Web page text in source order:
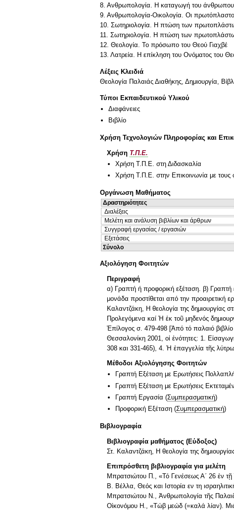
8. Ανθρωπολογία. Η καταγωγή του άνθρωπου
9. Ανθρωπολογία-Οικολογία. Οι
10. Σωτηριολογία. Η πτώση των
11. Σωτηριολογία. Η πτώση των
12. Θεολογία. Το πρόσωπο του Θεού Γιαχβέ
13. Λατρεία. Η επίκληση του Ονόματος του
Λέξεις Κλειδιά
Θεολογία Παλαιάς Διαθήκης, Δημιουργία,
Τύποι Εκπαιδευτικού Υλικού
Διαφάνειες
Βιβλίο
Χρήση Τεχνολογιών Πληροφορίας και
Χρήση Τ.Π.Ε.
Χρήση Τ.Π.Ε. στη Διδασκαλία
Χρήση Τ.Π.Ε. στην Επικοινωνία με τους
Οργάνωση Μαθήματος
Δραστηριότητες
Διαλέξεις
Μελέτη και ανάλυση βιβλίων και άρθρων
Συγγραφή εργασίας / εργασιών
Εξετάσεις
Σύνολο
Αξιολόγηση Φοιτητών
Περιγραφή
α) Γραπτή ή προφορική εξέταση. β)
μονάδα προστίθεται από την προαιρετική
Καλαντζάκη, Η θεολογία της δημιουργίας
Προλεγόμενα καί Ἡ ἐκ τοῦ μηδενός
Ἐπίλογος σ. 479-498 [Ἀπό τό παλαιό
Θεσσαλονίκη 2001, οἱ ἑνότητες: 1.
308 και 331-465), 4. Ἡ ἐπαγγελία τῆς
Μέθοδοι Αξιολόγησης Φοιτητών
Γραπτή Εξέταση με Ερωτήσεις
Γραπτή Εξέταση με Ερωτήσεις
Γραπτή Εργασία (Συμπερασματική)
Προφορική Εξέταση (Συμπερασματική)
Βιβλιογραφία
Βιβλιογραφία μαθήματος (Εύδοξος)
Στ. Καλαντζάκη, Η θεολογία της
Επιπρόσθετη βιβλιογραφία για μελέτη
Μπρατσιώτου Π., «Τό Γενέσεως Α΄ 26 ἐν
Β. Βέλλα, Θεός και Ιστορία εν τη
Μπρατσιώτου Ν., Ἀνθρωπολογία τῆς
Οἰκονόμου Η., «Τώβ μεώδ (=καλά λίαν).